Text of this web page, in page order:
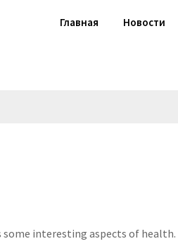
Главная Новости
interesting aspects of health.